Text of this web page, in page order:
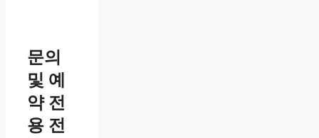
문의
및 예
약 전
용 전